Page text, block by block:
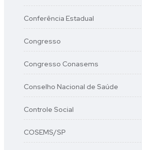
Conferência Estadual
Congresso
Congresso Conasems
Conselho Nacional de Saúde
Controle Social
COSEMS/SP